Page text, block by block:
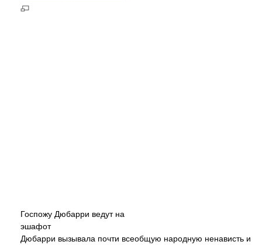
Госпожу Дюбарри ведут на
эшафот
Дюбарри вызывала почти всеобщую народную ненависть и